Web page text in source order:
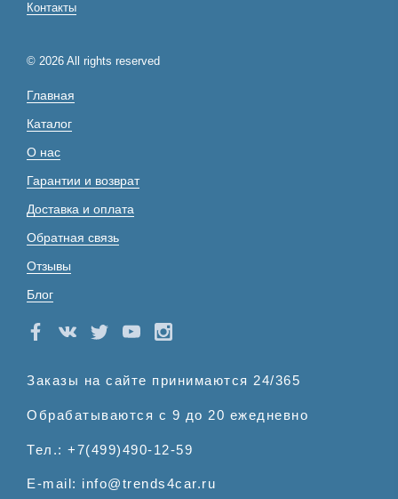
Контакты
© 2026 All rights reserved
Главная
Каталог
О нас
Гарантии и возврат
Доставка и оплата
Обратная связь
Отзывы
Блог
Заказы на сайте принимаются 24/365
Обрабатываются с 9 до 20 ежедневно
Тел.: +7(499)490-12-59
E-mail: info@trends4car.ru